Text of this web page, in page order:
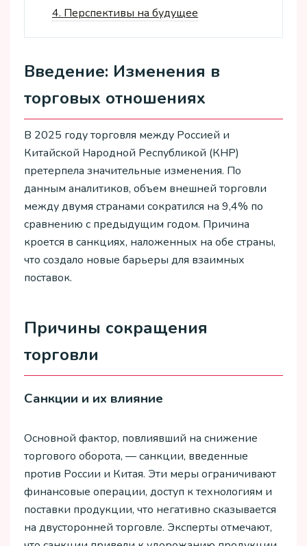
4. Перспективы на будущее
Введение: Изменения в
торговых отношениях
В 2025 году торговля между Россией и
Китайской Народной Республикой (КНР)
претерпела значительные изменения. По
данным аналитиков, объем внешней торговли
между двумя странами сократился на 9,4% по
сравнению с предыдущим годом. Причина
кроется в санкциях, наложенных на обе страны,
что создало новые барьеры для взаимных
поставок.
Причины сокращения
торговли
Санкции и их влияние
Основной фактор, повлиявший на снижение
торгового оборота, — санкции, введенные
против России и Китая. Эти меры ограничивают
финансовые операции, доступ к технологиям и
поставки продукции, что негативно сказывается
на двусторонней торговле. Эксперты отмечают,